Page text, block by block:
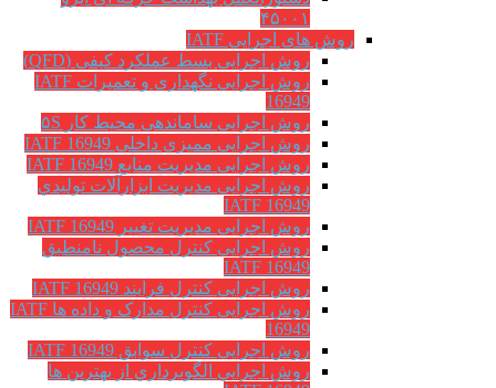
۴۵۰۰۱
روش های اجرایی IATF
روش اجرایی بسط عملکرد کیفی (QFD)
روش اجرایی نگهداری و تعمیرات IATF
16949
روش اجرایی ساماندهی محیط کار ۵S
روش اجرایی ممیزی داخلی IATF 16949
روش اجرایی مدیریت منابع IATF 16949
روش اجرایی مديريت ابزارآلات توليدي
IATF 16949
روش اجرایی مدیریت تغییر IATF 16949
روش اجرایی کنترل محصول نامنطبق
IATF 16949
روش اجرایی کنترل فرایند IATF 16949
روش اجرایی کنترل مدارک و داده ها IATF
16949
روش اجرایی کنترل سوابق IATF 16949
روش اجرايي الگوبرداري از بهترين ها